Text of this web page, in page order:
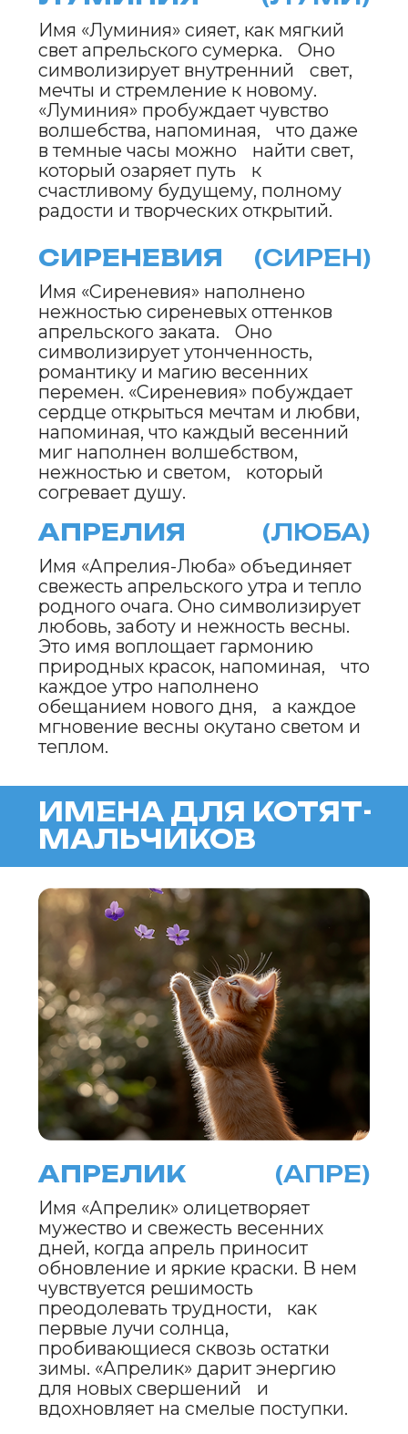
единение с природой и
стремление к новым вершинам.
«Весномир» побуждает к
творческому росту, напоминая, что
каждая весенняя минута полна
света и радости.
ЗЕЛЕВИР (ЗЕЛЕ)
Имя «Зелевир» черпает свою силу
из свежести апрельской зелени.
Оно символизирует рост,
обновление и неугасимую
энергию природы. «Зелевир»
вдохновляет на активные поступки
и наполняет уверенностью, как
АРОМИР (АРО)
«Аромир» наполнено ароматами
апреля. Оно символизирует
гармонию и утонченность, даря
«Аромир» вдохновляет открыться
весенним эмоциям, наполняя мир
радостью и свежестью.
НЕБОМИР (НЕБО)
Имя «Небомир» ассоциируется с
безграничностью весеннего неба.
Оно символизирует мечты, свободу
и силу духа, побуждая стремиться
к новым вершинам. «Небомир»
вдохновляет на свершения и
напоминает, что каждый новый
рассвет приносит возможность для
СОЛНИР (СОЛН)
Имя «Солнир» передает тепло и свет
весеннего солнца, которое
разгоняет последние тени зимы. Оно
символизирует жизненную энергию
свершений. «Солнир» окутывает
светом и побуждает к смелым
шагам, напоминая, что свет способен
преобразить жизнь.
РАССВЕТ
Имя «Рассвет» воплощает начало
нового дня, когда апрельские зори
приносят свежесть и надежду.
Оно символизирует обновление,
силу и решимость, побуждая к
активным поступкам и открытию
новых горизонтов.
ЛУНОЦВЕТ (ЛУНО)
Имя «Луноцвет» сочетает магию
лунного сияния и яркие
апрельские краски. Оно
символизирует гармонию и мечты,
вдохновляя на творческую энергию.